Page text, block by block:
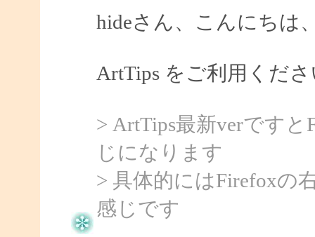
hideさん、こんにちは
ArtTips をご利用くだ
> ArtTips最新verです
じになります
> 具体的にはFirefoxの
感じです